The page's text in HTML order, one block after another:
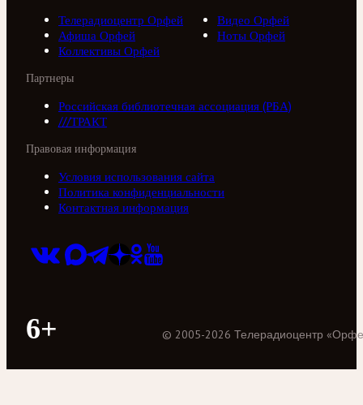
Телерадиоцентр Орфей
Видео Орфей
Афиша Орфей
Ноты Орфей
Коллективы Орфей
Партнеры
Российская библиотечная ассоциация (РБА)
///ТРАКТ
Правовая информация
Условия использования сайта
Политика конфиденциальности
Контактная информация
6+ © 2005-2026 Телерадиоцентр